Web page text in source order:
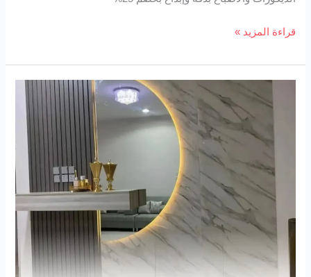
قراءة المزيد »
الرخام